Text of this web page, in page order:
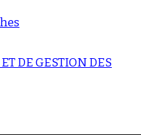
DE GESTION DES